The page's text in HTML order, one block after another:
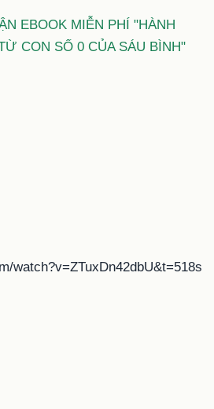
EBOOK MIỄN PHÍ "HÀNH
CON SỐ 0 CỦA SÁU BÌNH"
watch?v=ZTuxDn42dbU&t=518s